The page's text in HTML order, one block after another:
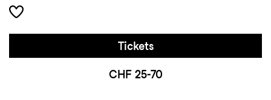
Tickets
CHF 25-70